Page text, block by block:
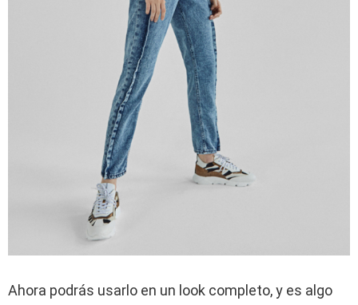
Ahora podrás usarlo en un look completo, y es algo